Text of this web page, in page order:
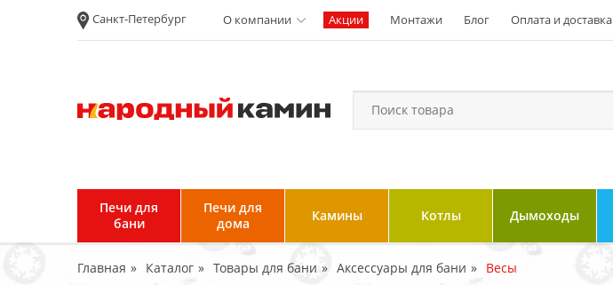
Санкт-Петербург О компании
обработку
персональных
данных
Условия продажи и
возврата товара
Акции Монтажи Блог Оплата и доставка
Печи для
бани
Печи для
дома
Камины Котлы Дымоходы
Главная Каталог Товары для бани Аксессуары для бани Весы